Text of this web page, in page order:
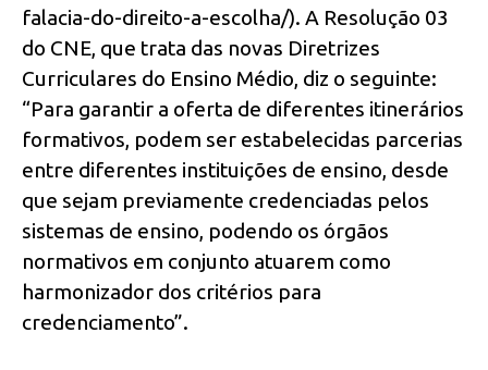
falacia-do-direito-a-escolha/). A Resolução 03
do CNE, que trata das novas Diretrizes
Curriculares do Ensino Médio, diz o seguinte:
“Para garantir a oferta de diferentes itinerários
formativos, podem ser estabelecidas parcerias
entre diferentes instituições de ensino, desde
que sejam previamente credenciadas pelos
sistemas de ensino, podendo os órgãos
normativos em conjunto atuarem como
harmonizador dos critérios para
credenciamento”.